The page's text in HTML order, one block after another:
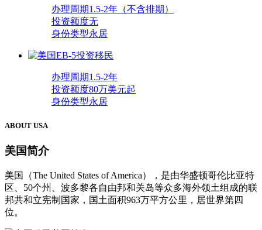
办理周期1.5-2年（不含排期）
投资额度无
身份类型永居
办理周期1.5-2年
投资额度80万美元起
身份类型永居
ABOUT USA
美国简介
美国（The United States of America），是由华盛顿哥伦比亚特
区、50个州、波多黎各自由邦和关岛等众多海外领土组成的联
邦共和立宪制国家，国土面积963万平方公里，居世界第四
位。